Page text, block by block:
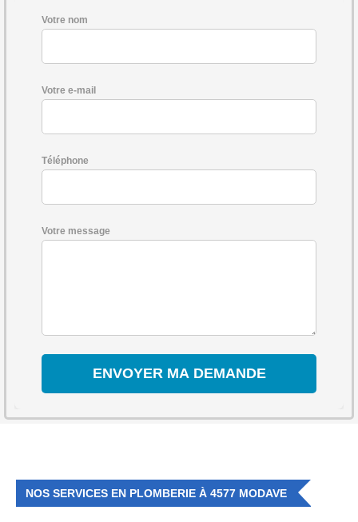
Votre nom
Votre e-mail
Téléphone
Votre message
NOS SERVICES EN PLOMBERIE À 4577 MODAVE